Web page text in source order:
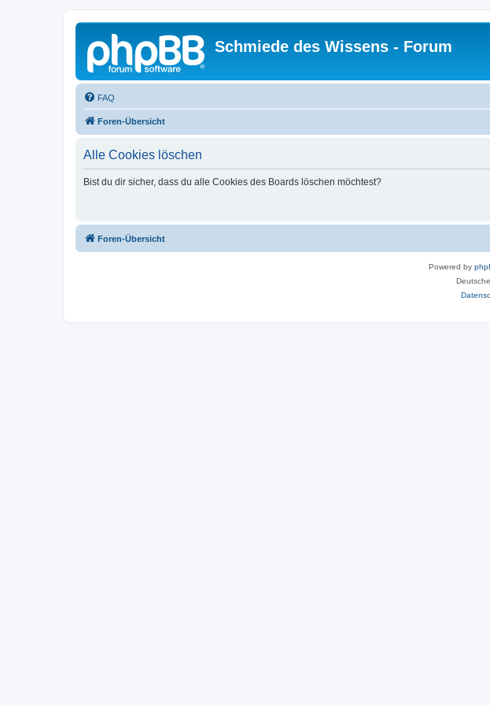
Schmiede des Wissens - Forum
FAQ
Foren-Übersicht
Alle Cookies löschen
Bist du dir sicher, dass du alle Cookies des Boards löschen möchtest?
Foren-Übersicht
Powered by